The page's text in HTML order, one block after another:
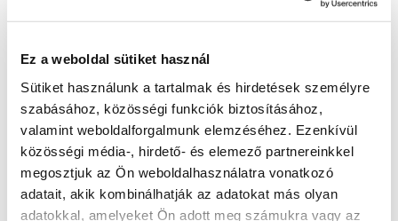
Ez a weboldal sütiket használ
Sütiket használunk a tartalmak és hirdetések személyre
szabásához, közösségi funkciók biztosításához,
valamint weboldalforgalmunk elemzéséhez. Ezenkívül
közösségi média-, hirdető- és elemező partnereinkkel
megosztjuk az Ön weboldalhasználatra vonatkozó
adatait, akik kombinálhatják az adatokat más olyan
adatokkal, amelyeket Ön adott meg számukra vagy az
5,0/5 (57x)